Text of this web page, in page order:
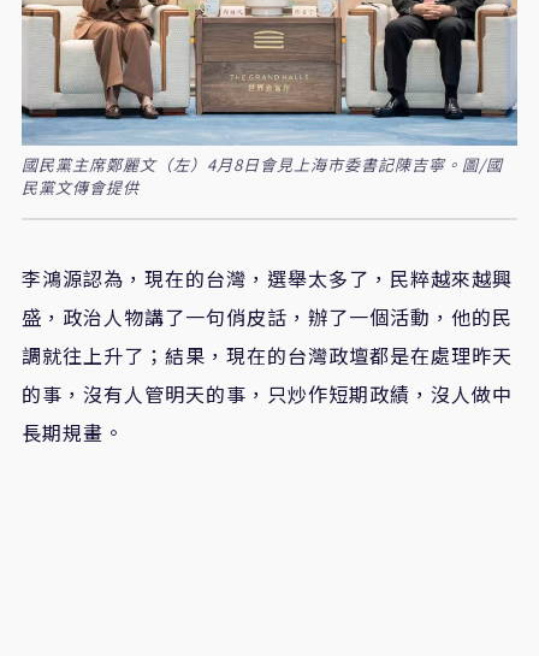
國民黨主席鄭麗文（左）4月8日會見上海市委書記陳吉寧。圖/國
民黨文傳會提供
李鴻源認為，現在的台灣，選舉太多了，民粹越來越興
盛，政治人物講了一句俏皮話，辦了一個活動，他的民
調就往上升了；結果，現在的台灣政壇都是在處理昨天
的事，沒有人管明天的事，只炒作短期政績，沒人做中
長期規畫。